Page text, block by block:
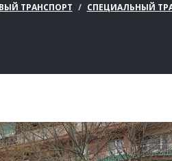
ТРАНСПОРТ СПЕЦИАЛЬНЫЙ